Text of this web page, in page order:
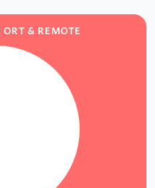
ORT & REMOTE